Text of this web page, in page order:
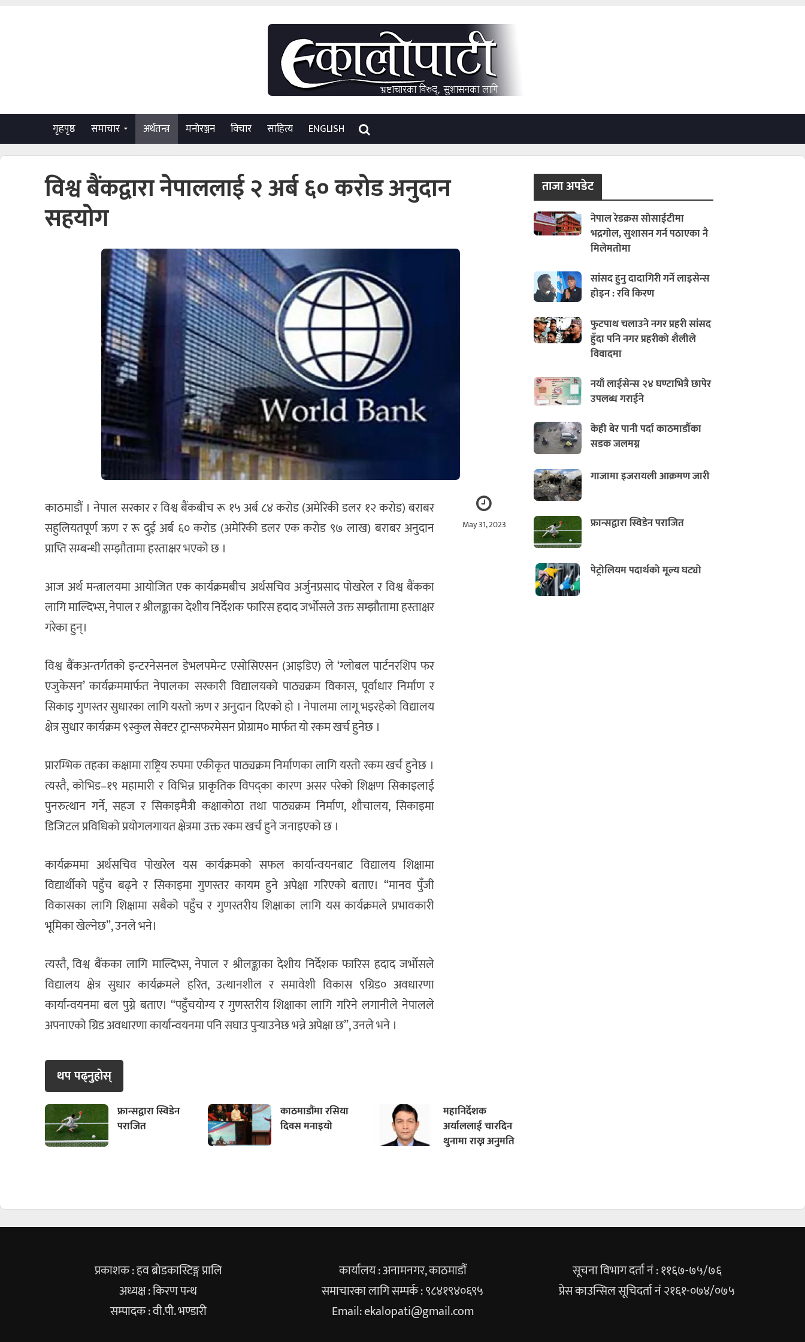
गृहपृष्ठ समाचार अर्थतन्त्र मनाेरञ्जन विचार साहित्य ENGLISH
विश्व बैंकद्वारा नेपाललाई २ अर्ब ६० करोड अनुदान
सहयोग
May 31, 2023
काठमाडौं । नेपाल सरकार र विश्व बैंकबीच रू १५ अर्ब ८४ करोड (अमेरिकी डलर १२ करोड) बराबर
सहुलियतपूर्ण ऋण र रू दुई अर्ब ६० करोड (अमेरिकी डलर एक करोड ९७ लाख) बराबर अनुदान
प्राप्ति सम्बन्धी सम्झौतामा हस्ताक्षर भएको छ ।
आज अर्थ मन्त्रालयमा आयोजित एक कार्यक्रमबीच अर्थसचिव अर्जुनप्रसाद पोखरेल र विश्व बैंकका
लागि माल्दिभ्स, नेपाल र श्रीलङ्काका देशीय निर्देशक फारिस हदाद जर्भोसले उक्त सम्झौतामा हस्ताक्षर
गरेका हुन्।
विश्व बैंकअन्तर्गतको इन्टरनेसनल डेभलपमेन्ट एसोसिएसन (आइडिए) ले ‘ग्लोबल पार्टनरशिप फर
एजुकेसन’ कार्यक्रममार्फत नेपालका सरकारी विद्यालयको पाठ्यक्रम विकास, पूर्वाधार निर्माण र
सिकाइ गुणस्तर सुधारका लागि यस्तो ऋण र अनुदान दिएको हो । नेपालमा लागू भइरहेको विद्यालय
क्षेत्र सुधार कार्यक्रम ९स्कुल सेक्टर ट्रान्सफरमेसन प्रोग्राम० मार्फत यो रकम खर्च हुनेछ ।
प्रारम्भिक तहका कक्षामा राष्ट्रिय रुपमा एकीकृत पाठ्यक्रम निर्माणका लागि यस्तो रकम खर्च हुनेछ ।
त्यस्तै, कोभिड–१९ महामारी र विभिन्न प्राकृतिक विपद्का कारण असर परेको शिक्षण सिकाइलाई
पुनरुत्थान गर्ने, सहज र सिकाइमैत्री कक्षाकोठा तथा पाठ्यक्रम निर्माण, शौचालय, सिकाइमा
डिजिटल प्रविधिको प्रयोगलगायत क्षेत्रमा उक्त रकम खर्च हुने जनाइएको छ ।
कार्यक्रममा अर्थसचिव पोखरेल यस कार्यक्रमको सफल कार्यान्वयनबाट विद्यालय शिक्षामा
विद्यार्थीको पहुँच बढ्ने र सिकाइमा गुणस्तर कायम हुने अपेक्षा गरिएको बताए। “मानव पुँजी
विकासका लागि शिक्षामा सबैको पहुँच र गुणस्तरीय शिक्षाका लागि यस कार्यक्रमले प्रभावकारी
भूमिका खेल्नेछ”, उनले भने।
त्यस्तै, विश्व बैंकका लागि माल्दिभ्स, नेपाल र श्रीलङ्काका देशीय निर्देशक फारिस हदाद जर्भोसले
विद्यालय क्षेत्र सुधार कार्यक्रमले हरित, उत्थानशील र समावेशी विकास ९ग्रिड० अवधारणा
कार्यान्वयनमा बल पुग्ने बताए। “पहुँचयोग्य र गुणस्तरीय शिक्षाका लागि गरिने लगानीले नेपालले
अपनाएको ग्रिड अवधारणा कार्यान्वयनमा पनि सघाउ पुर्‍याउनेछ भन्ने अपेक्षा छ”, उनले भने ।
थप पढ्नुहाेस्
फ्रान्सद्वारा स्विडेन
पराजित
काठमाडौंमा रसिया
दिवस मनाइयो
महानिर्देशक
अर्याललाई चारदिन
थुनामा राख्न अनुमति
ताजा अपडेट
नेपाल रेडक्रस सोसाईटीमा
भद्रगोल, सुशासन गर्न पठाएका नै
मिलेमतोमा
सांसद हुनु दादागिरी गर्ने लाइसेन्स
होइन : रवि किरण
फुटपाथ चलाउने नगर प्रहरी सांसद
हुँदा पनि नगर प्रहरीको शैलीले
विवादमा
नयाँ लाईसेन्स २४ घण्टाभित्रै छापेर
उपलब्ध गराईने
केही बेर पानी पर्दा काठमाडौँका
सडक जलमग्न
गाजामा इजरायली आक्रमण जारी
फ्रान्सद्वारा स्विडेन पराजित
पेट्रोलियम पदार्थको मूल्य घट्यो
प्रकाशक : हव ब्रोडकास्टिङ्ग प्रालि
अध्यक्ष : किरण पन्थ
सम्पादक : वी.पी. भण्डारी
कार्यालय : अनामनगर, काठमाडौं
समाचारका लागि सम्पर्क : ९८४१९४०६९५
Email:ekalopati@gmail.com
सूचना विभाग दर्ता नं : ११६७-७५/७६
प्रेस काउन्सिल सूचिदर्ता नं २१६१-०७४/०७५